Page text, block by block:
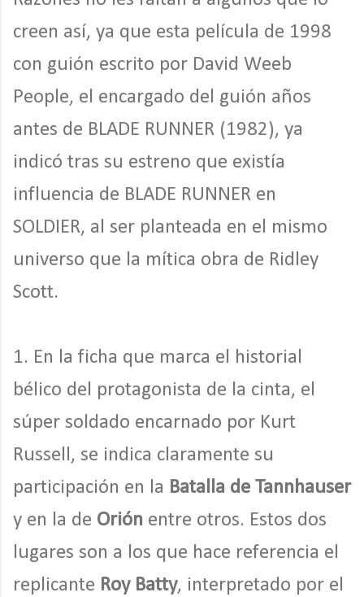
creen así, ya que esta película de 1998
con guión escrito por David Weeb
People, el encargado del guión años
antes de BLADE RUNNER (1982), ya
indicó tras su estreno que existía
influencia de BLADE RUNNER en
SOLDIER, al ser planteada en el mismo
universo que la mítica obra de Ridley
Scott.
1. En la ficha que marca el historial
bélico del protagonista de la cinta, el
súper soldado encarnado por Kurt
Russell, se indica claramente su
participación en la Batalla de Tannhauser
y en la de Orión entre otros. Estos dos
lugares son a los que hace referencia el
replicante Roy Batty, interpretado por el